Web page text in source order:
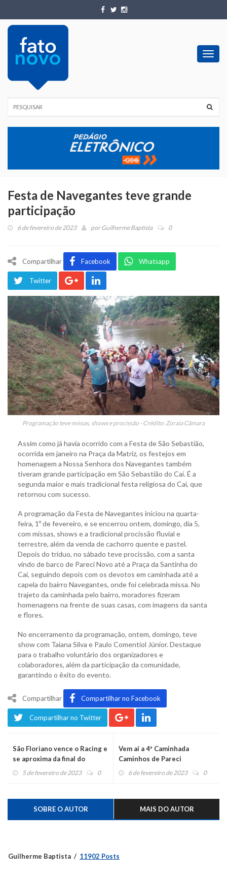
Festa de Navegantes teve grande
participação
6 de fevereiro de 2023 porGuilherme Baptista 0
Compartilhar Facebook Whatsapp
Twitter
Programação teve missas, shows e procissão - Crédito: Zoraia Câmara
Assim como já havia ocorrido com a Festa de São Sebastião,
ocorrida em janeiro na Praça da Matriz, os festejos em
homenagem a Nossa Senhora dos Navegantes também
tiveram grande participação em São Sebastião do Caí. É a
segunda maior e mais tradicional festa religiosa do Caí, que
retornou com sucesso.
A programação da Festa de Navegantes iniciou na quarta-
feira, 1º de fevereiro, e se encerrou ontem, domingo, dia 5,
com missas, shows e a tradicional procissão fluvial e
terrestre, além da venda de cachorro quente e pastel.
Depois do tríduo, no sábado teve procissão, com a santa
vindo de barco de Pareci Novo até a Praça da Santinha do
Caí, seguindo depois com os devotos em caminhada até a
capela do bairro Navegantes, onde foi celebrada missa. No
trajeto da caminhada pelo bairro, moradores fizeram
homenagens na frente de suas casas, com imagens da santa
e flores.
No encerramento da programação, ontem, domingo, teve
show com Taiana Silva e Paulo Comentiol Júnior. Destaque
para o trabalho voluntário dos organizadores e
colaboradores, além da participação da comunidade,
garantindo o êxito do evento.
Compartilhar Compartilhar no Facebook
Compartilhar no Twitter
São Floriano vence o Racing e
se aproxima da final do
Principiense
5 de fevereiro de 2023 0
Vem aí a 4ª Caminhada
Caminhos de Pareci
6 de fevereiro de 2023 0
SOBRE O AUTOR MAIS DO AUTOR
Guilherme Baptista 11902 Posts